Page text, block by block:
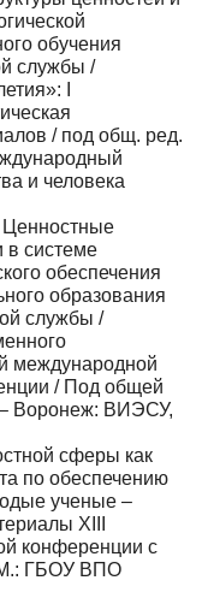
обучения
службы /
I
/ под общ. ред.
и человека
в системе
обеспечения
образования
службы /
международной
/ Под общей
Воронеж: ВИЭСУ,
сферы как
по обеспечению
ученые –
ХIII
конференции с
М.: ГБОУ ВПО